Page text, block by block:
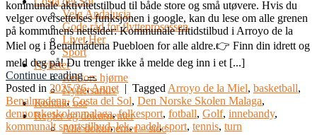
Velg Andalucia
Gode råd for flytteprosessen
Livet Her
Sport
Nyheter
Rektors hjørne
Nyhetsarkiv
Kontakt oss
Regler og dokumenter
Alle dokumenter – side
kommunale aktivitetstilbud til både store og små utøvere. Hvis du
velger oversettelses funksjonen i google, kan du lese om alle grenen
på kommunens nettsider: Kommunale fritidstilbud i Arroyo de la
Miel og i Benalmádena Puebloen for alle aldre.👉 Finn din idrett og
meld deg på! Du trenger ikke å melde deg inn i et [...]
Continue reading→
Posted in 2025/26,Annet | Tagged Arroyo de la Miel, basketball,
Benalmadena,Costa del Sol, Den Norske Skolen Malaga,
dennorskeskolenmalaga,folkesport, fotball, Golf, innebandy,
kommunalt sportstilbud,lek,padel,sport, tennis, turn